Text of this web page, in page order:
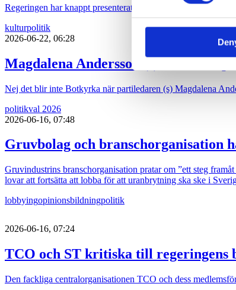
Regeringen har knappt presenterat sin proposition ”Ny
kulturpolitik
2026-06-22, 06:28
Magdalena Andersson (s)
Nej det blir inte Botkyrka när partiledaren (s) Magdalena
politikval 2026
2026-06-16, 07:48
Gruvbolag och branschorganisation
Gruvindustrins branschorganisation pratar om ”ett steg
lovar att fortsätta att lobba för att uranbrytning ska ske i
lobbyingopinionsbildningpolitik
2026-06-16, 07:24
TCO och ST kritiska till regeringens
Den fackliga centralorganisationen TCO och dess